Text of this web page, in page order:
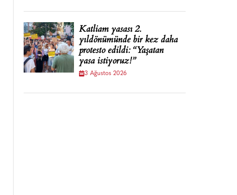
Katliam yasası 2.
yıldönümünde bir kez daha
protesto edildi: “Yaşatan
yasa istiyoruz!”
3 Ağustos 2026